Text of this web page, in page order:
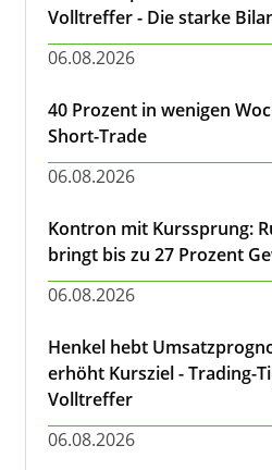
Volltreffer - Die starke
06.08.2026
40 Prozent in wenigen
Short-Trade
06.08.2026
Kontron mit Kurssprung:
bringt bis zu 27 Prozent
06.08.2026
Henkel hebt
erhöht Kursziel - Trading-
Volltreffer
06.08.2026